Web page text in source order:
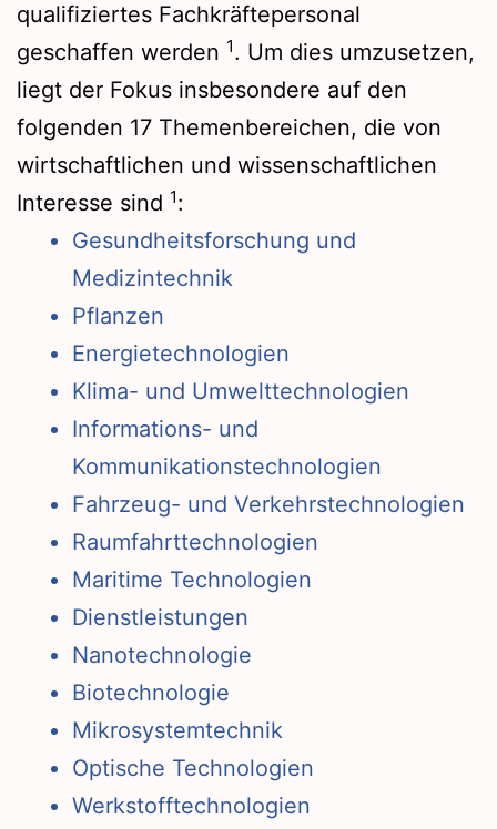
qualifiziertes Fachkräftepersonal
geschaffen werden 1. Um dies umzusetzen,
liegt der Fokus insbesondere auf den
folgenden 17 Themenbereichen, die von
wirtschaftlichen und wissenschaftlichen
Interesse sind 1:
Gesundheitsforschung und
Medizintechnik
Pflanzen
Energietechnologien
Klima- und Umwelttechnologien
Informations- und
Kommunikationstechnologien
Fahrzeug- und Verkehrstechnologien
Raumfahrttechnologien
Maritime Technologien
Dienstleistungen
Nanotechnologie
Biotechnologie
Mikrosystemtechnik
Optische Technologien
Werkstofftechnologien